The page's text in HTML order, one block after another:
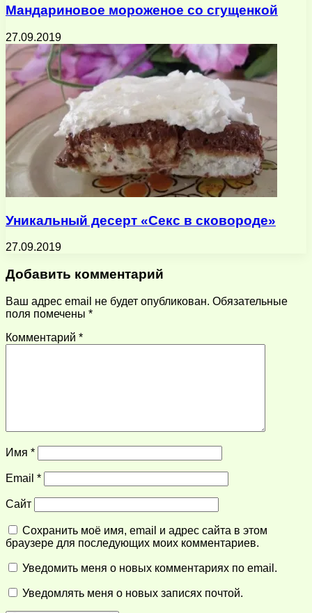
Мандариновое мороженое со сгущенкой
27.09.2019
Уникальный десерт «Секс в сковороде»
27.09.2019
Добавить комментарий
Ваш адрес email не будет опубликован. Обязательные
поля помечены *
Комментарий *
Имя *
Email *
Сайт
Сохранить моё имя, email и адрес сайта в этом
браузере для последующих моих комментариев.
Уведомить меня о новых комментариях по email.
Уведомлять меня о новых записях почтой.